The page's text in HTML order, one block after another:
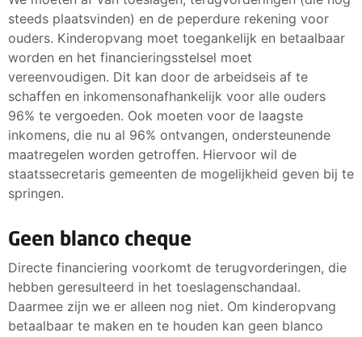
steeds plaatsvinden) en de peperdure rekening voor
ouders. Kinderopvang moet toegankelijk en betaalbaar
worden en het financieringsstelsel moet
vereenvoudigen. Dit kan door de arbeidseis af te
schaffen en inkomensonafhankelijk voor alle ouders
96% te vergoeden. Ook moeten voor de laagste
inkomens, die nu al 96% ontvangen, ondersteunende
maatregelen worden getroffen. Hiervoor wil de
staatssecretaris gemeenten de mogelijkheid geven bij te
springen.
Geen blanco cheque
Directe financiering voorkomt de terugvorderingen, die
hebben geresulteerd in het toeslagenschandaal.
Daarmee zijn we er alleen nog niet. Om kinderopvang
betaalbaar te maken en te houden kan geen blanco